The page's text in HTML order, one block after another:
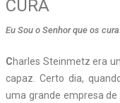
CURA
Eu Sou o Senhor que os
Charles Steinmetz era
capaz. Certo dia,
uma grande empresa